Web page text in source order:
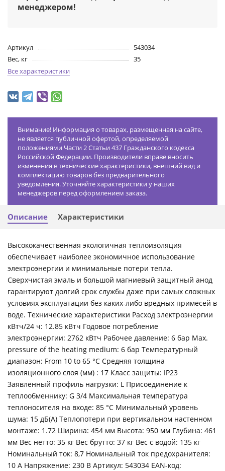
менеджером!
Артикул
543034
Вес, кг
35
Все характеристики
Внимание! Информация о товарах, размещенная на сайте,
не является публичной офертой, определяемой
положениями Части 2 Статьи 437 Гражданского кодекса
Российской Федерации. Производители вправе вносить
изменения в технические характеристики, внешний вид и
комплектацию товаров без предварительного
уведомления. Уточняйте характеристики у наших
менеджеров перед оформлением заказа.
Описание Характеристики
Высококачественная экологичная теплоизоляция
обеспечивает наиболее экономичное использование
электроэнергии и минимальные потери тепла.
Сверхчистая эмаль и большой магниевый защитный анод
гарантируют долгий срок службы даже при самых сложных
условиях эксплуатации без каких-либо вредных примесей в
воде. Технические характеристики Расход электроэнергии
кВтч/24 ч: 12.85 кВтч Годовое потребление
электроэнергии: 2762 кВтч Рабочее давление: 6 бар Max.
pressure of the heating medium: 6 бар Температурный
диапазон: From 10 to 65 °C Средняя толщина
изоляционного слоя (мм) : 17 Класс защиты: IP23
Заявленный профиль нагрузки: L Присоединение к
теплообменнику: G 3/4 Максимальная температура
теплоносителя на входе: 85 °C Минимальный уровень
шума: 15 дБ(А) Теплопотери при вертикальном настенном
монтаже: 1.72 Ширина: 454 мм Высота: 950 мм Глубина: 461
мм Вес нетто: 35 кг Вес брутто: 37 кг Вес с водой: 135 кг
Номинальный ток: 8,7 Номинальный ток предохранителя:
10 A Напряжение: 230 B Артикул: 543034 ЕАN-код: